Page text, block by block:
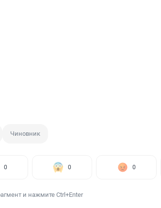
Чиновник
0 0 0
и нажмите Ctrl+Enter